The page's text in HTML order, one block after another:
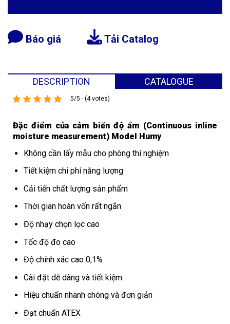
Báo giá Tải Catalog
DESCRIPTION CATALOGUE
5/5 - (4 votes)
Đặc điểm của cảm biến độ ẩm (Continuous inline
moisture measurement) Model Humy
Không cần lấy mẫu cho phòng thí nghiệm
Tiết kiệm chi phí năng lượng
Cải tiến chất lượng sản phẩm
Thời gian hoàn vốn rất ngắn
Độ nhạy chọn lọc cao
Tốc độ đo cao
Độ chính xác cao 0,1%
Cài đặt dễ dàng và tiết kiệm
Hiệu chuẩn nhanh chóng và đơn giản
Đạt chuẩn ATEX